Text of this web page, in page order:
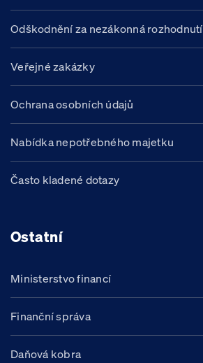
Odškodnění za nezákonná rozhodnutí
Veřejné zakázky
Ochrana osobních údajů
Nabídka nepotřebného majetku
Často kladené dotazy
Ostatní
Ministerstvo financí
Finanční správa
Daňová kobra